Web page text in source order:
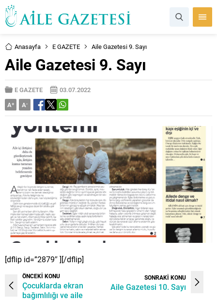
Anasayfa E GAZETE Aile Gazetesi 9. Sayı
Aile Gazetesi 9. Sayı
E GAZETE
03.07.2022
A+ A-
[dflip id=”2879″ ][/dflip]
ÖNCEKİ KONU
Çocuklarda ekran
bağımlılığı ve aile
SONRAKİ KONU
Aile Gazetesi 10. Sayı